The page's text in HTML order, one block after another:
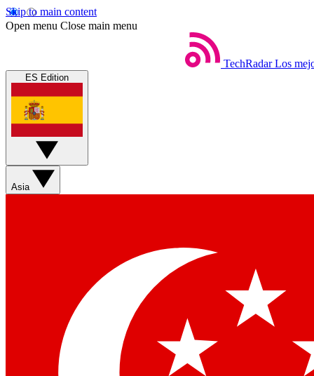
Skip to main content
Open menu Close main menu
TechRadar Los
ES Edition
Asia